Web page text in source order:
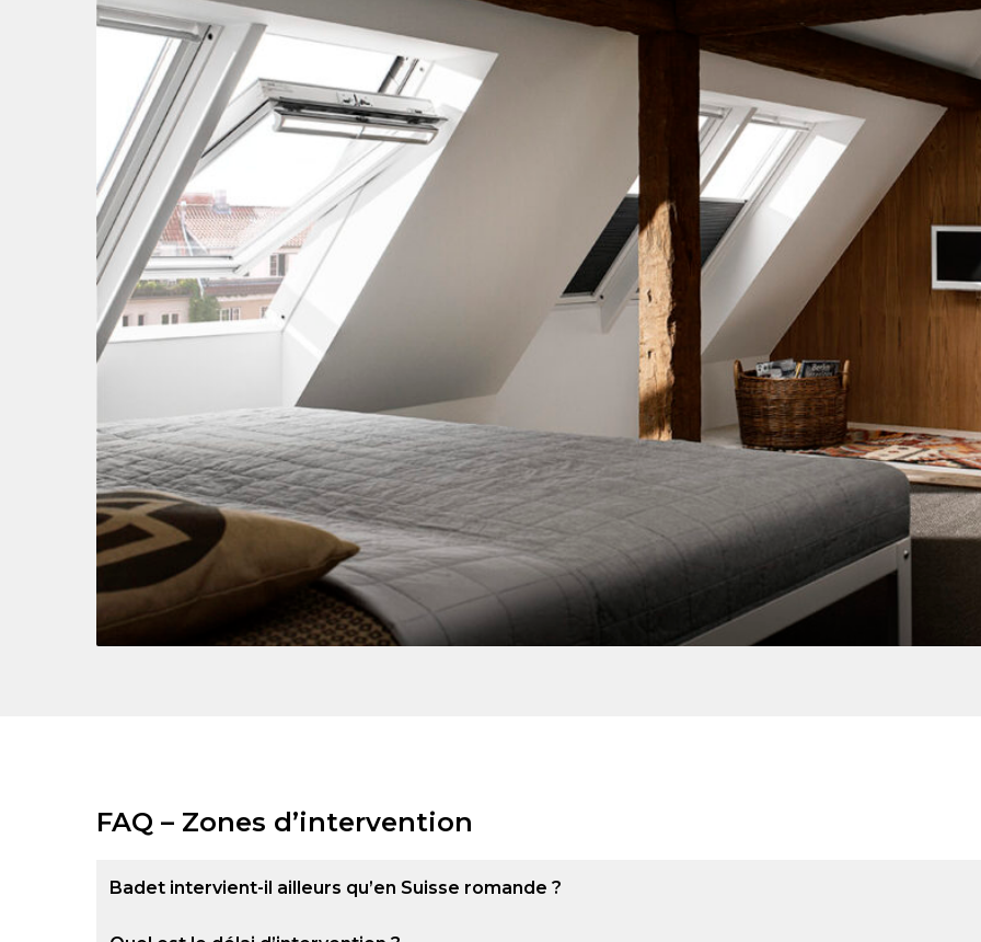
FAQ – Zones d’intervention
Badet intervient-il ailleurs qu’en Suisse romande ?